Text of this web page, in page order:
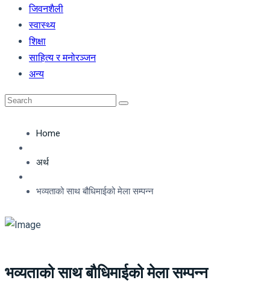
जिवनशैली
स्वास्थ्य
शिक्षा
साहित्य र मनोरञ्जन
अन्य
Home
अर्थ
भव्यताको साथ बौधिमाईको मेला सम्पन्न
भव्यताको साथ बौधिमाईको मेला सम्पन्न